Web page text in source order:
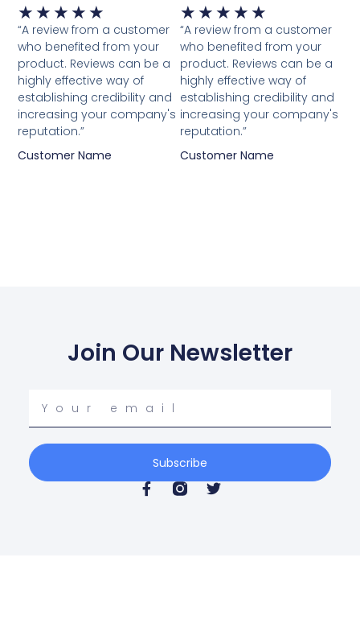
★ ★ ★ ★ ★ Waardering
5
van
5
“A review from a customer
who benefited from your
product. Reviews can be a
highly effective way of
establishing credibility and
increasing your company's
reputation.”
Customer Name
★ ★ ★ ★ ★
5
van
5
“A review from a customer
who benefited from your
product. Reviews can be a
highly effective way of
establishing credibility and
increasing your company's
reputation.”
Customer Name
Join Our Newsletter
email
Subscribe
F
a
T